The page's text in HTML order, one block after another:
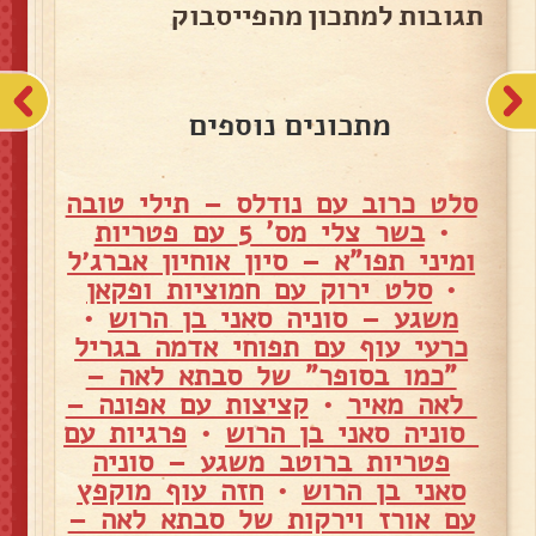
תגובות למתכון מהפייסבוק
מתכונים נוספים
סלט כרוב עם נודלס – תילי טובה
• בשר צלי מס' 5 עם פטריות
ומיני תפו"א – סיון אוחיון אברג׳ל
•סלט ירוק עם חמוציות ופקאן
משגע – סוניה סאני בן הרוש •
כרעי עוף עם תפוחי אדמה בגריל
"כמו בסופר" של סבתא לאה –
לאה מאיר •קציצות עם אפונה –
סוניה סאני בן הרוש • פרגיות עם
פטריות ברוטב משגע – סוניה
סאני בן הרוש • חזה עוף מוקפץ
עם אורז וירקות של סבתא לאה –